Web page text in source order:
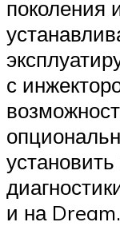
поколения
с
и на Dream.